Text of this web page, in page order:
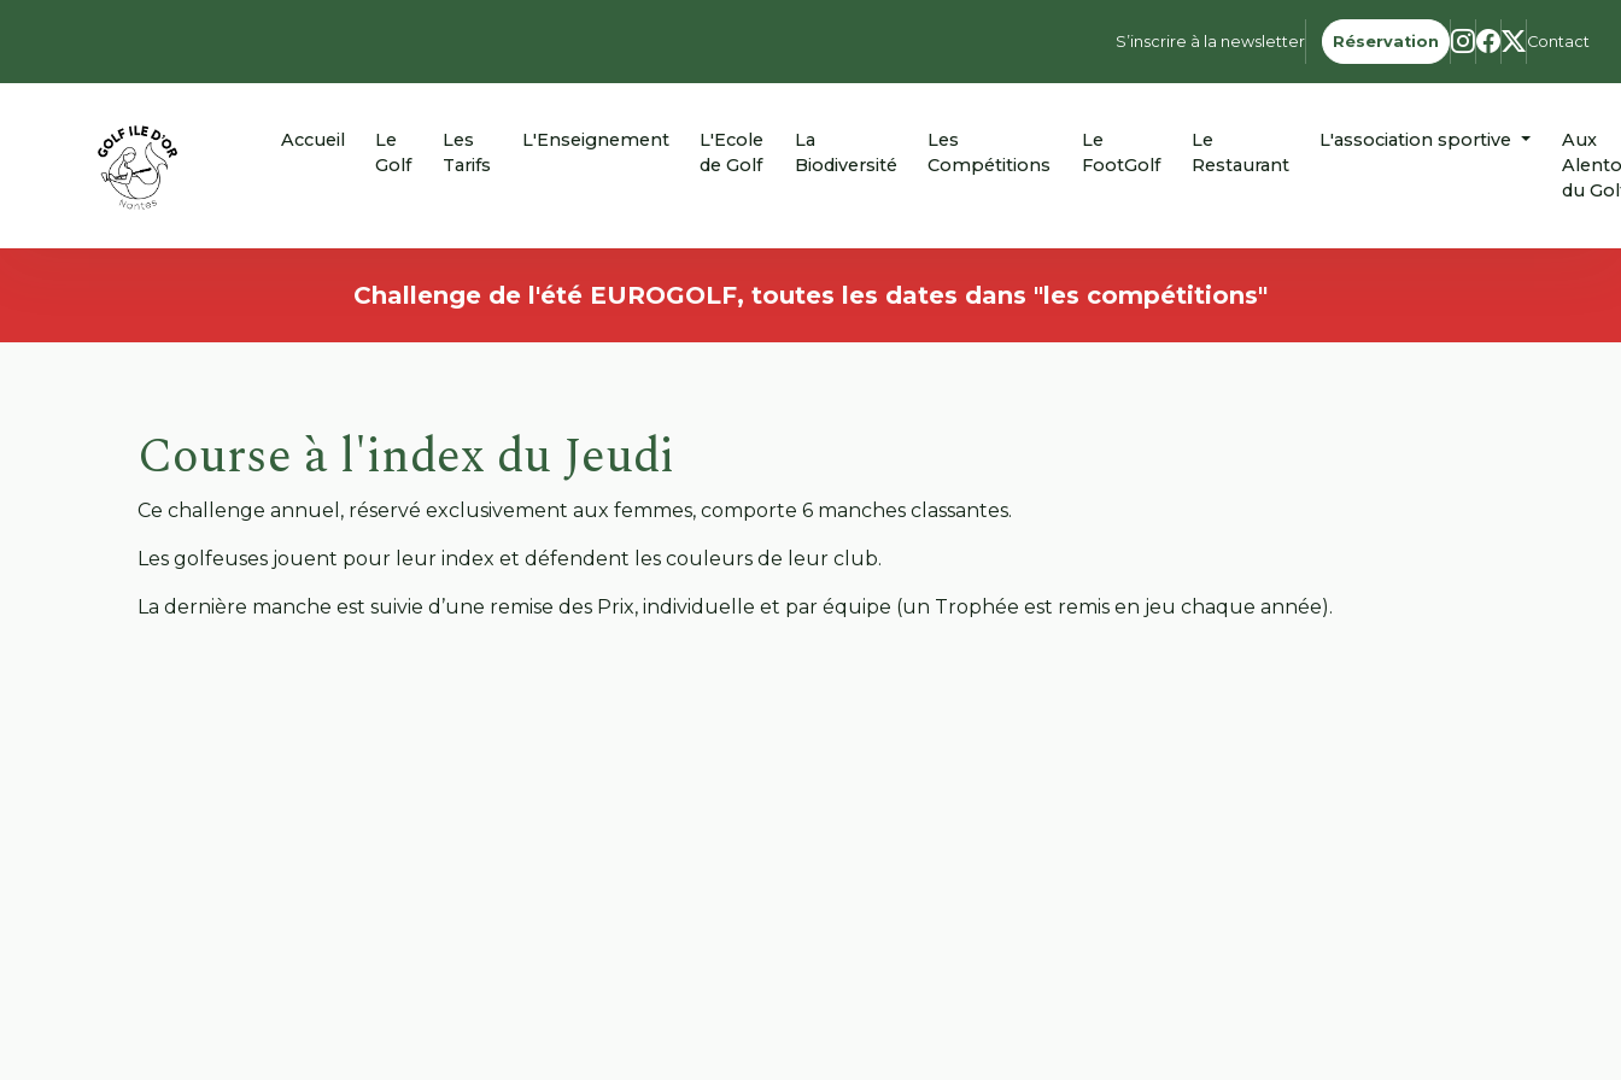
S’inscrire à la newsletter Réservation Contact
Accueil
Le
Golf
Les
Tarifs
L'Enseignement
L'Ecole
de Golf
La
Biodiversité
Les
Compétitions
Le
FootGolf
Le
Restaurant
L'association sportive
Aux
du
Challenge de l'été EUROGOLF, toutes les dates dans "les compétitions"
Course à l'index du Jeudi
Ce challenge annuel, réservé exclusivement aux femmes, comporte 6 manches classantes.
Les golfeuses jouent pour leur index et défendent les couleurs de leur club.
La dernière manche est suivie d’une remise des Prix, individuelle et par équipe (un Trophée est remis en jeu chaque année).